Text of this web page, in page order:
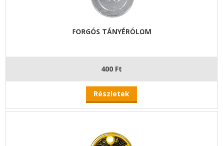
FORGÓS TÁNYÉRÓLOM
400 Ft
Részletek